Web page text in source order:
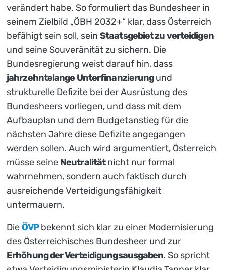
verändert habe. So formuliert das Bundesheer in
seinem Zielbild „ÖBH 2032+“ klar, dass Österreich
befähigt sein soll, sein Staatsgebiet zu verteidigen
und seine Souveränität zu sichern. Die
Bundesregierung weist darauf hin, dass
jahrzehntelange Unterfinanzierungund
strukturelle Defizite bei der Ausrüstung des
Bundesheers vorliegen, und dass mit dem
Aufbauplan und dem Budgetanstieg für die
nächsten Jahre diese Defizite angegangen
werden sollen. Auch wird argumentiert, Österreich
müsse seine Neutralitätnicht nur formal
wahrnehmen, sondern auch faktisch durch
ausreichende Verteidigungsfähigkeit
untermauern.
DieÖVPbekennt sich klar zu einer Modernisierung
des Österreichisches Bundesheer und zur
Erhöhung der Verteidigungsausgaben. So spricht